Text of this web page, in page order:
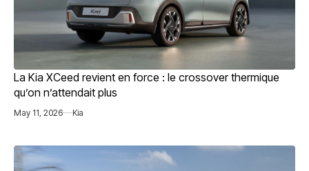
La Kia XCeed revient en force : le crossover thermique
qu’on n’attendait plus
May 11, 2026 Kia